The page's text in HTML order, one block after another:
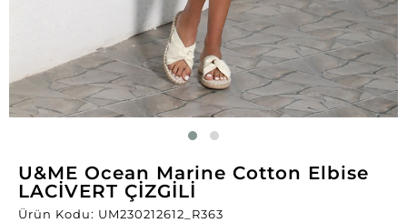
U&ME Ocean Marine Cotton Elbise
LACİVERT ÇİZGİLİ
Ürün Kodu: UM230212612_R363